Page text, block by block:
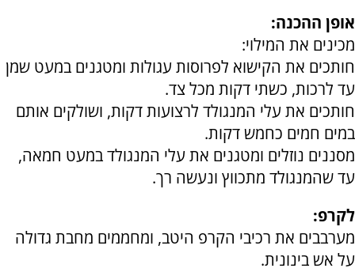
אופן ההכנה:
מכינים את המילוי:
חותכים את הקישוא לפרוסות עגולות ומטגנים במעט שמן
עד לרכות, כשתי דקות מכל צד.
חותכים את עלי המנגולד לרצועות דקות, ושולקים אותם
במים חמים כחמש דקות.
מסננים נוזלים ומטגנים את עלי המנגולד במעט חמאה,
עד שהמנגולד מתכווץ ונעשה רך.
לקרפ:
מערבבים את רכיבי הקרפ היטב, ומחממים מחבת גדולה
על אש בינונית.